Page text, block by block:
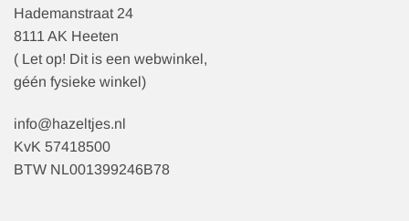
Hademanstraat 24
8111 AK Heeten
( Let op! Dit is een webwinkel,
géén fysieke winkel)
info@hazeltjes.nl
KvK 57418500
BTW NL001399246B78